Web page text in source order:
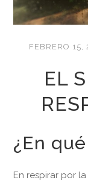
FEBRERO 15,
EL
¿En
En respirar por